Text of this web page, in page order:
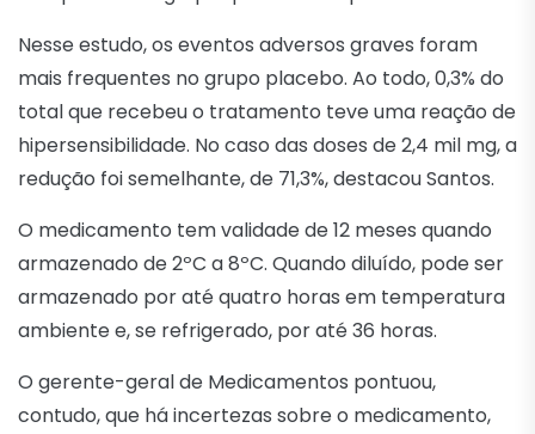
Nesse estudo, os eventos adversos graves foram
mais frequentes no grupo placebo. Ao todo, 0,3% do
total que recebeu o tratamento teve uma reação de
hipersensibilidade. No caso das doses de 2,4 mil mg, a
redução foi semelhante, de 71,3%, destacou Santos.
O medicamento tem validade de 12 meses quando
armazenado de 2ºC a 8ºC. Quando diluído, pode ser
armazenado por até quatro horas em temperatura
ambiente e, se refrigerado, por até 36 horas.
O gerente-geral de Medicamentos pontuou,
contudo, que há incertezas sobre o medicamento,